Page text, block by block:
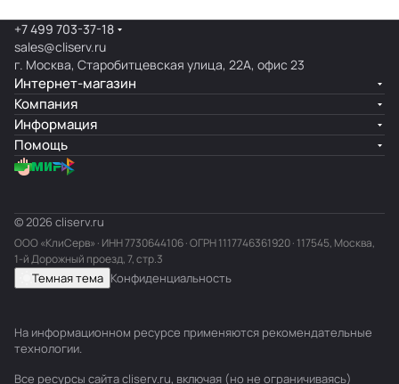
+7 499 703-37-18
sales@cliserv.ru
г. Москва, Старобитцевская улица, 22А, офис 23
Интернет-магазин
Компания
Информация
Помощь
© 2026 cliserv.ru
ООО «КлиСерв» · ИНН7730644106· ОГРН 1117746361920 · 117545, Москва,
1-й Дорожный проезд, 7, стр.3
Темная тема Конфиденциальность
На информационном ресурсе применяются рекомендательные
технологии.
Все ресурсы сайта cliserv.ru, включая (но не ограничиваясь)